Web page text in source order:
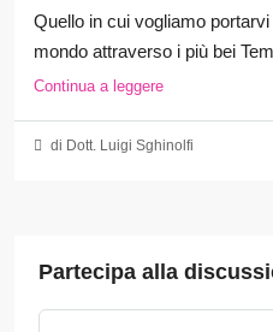
Quello in cui vogliamo
mondo attraverso i più bei
Continua a leggere
di Dott. Luigi Sghinolfi
Partecipa alla